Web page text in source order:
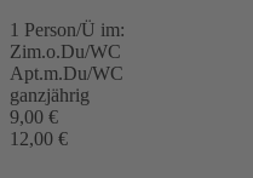
1 Person/Ü im:
Zim.o.Du/WC
Apt.m.Du/WC
ganzjährig
9,00 €
12,00 €